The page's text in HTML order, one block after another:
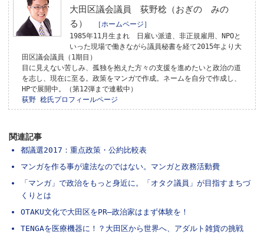
大田区議会議員 荻野稔（おぎの みの
る）
［ホームページ］
1985年11月生まれ 日雇い派遣、非正規雇用、NPOと
いった現場で働きながら議員秘書を経て2015年より大
田区議会議員（1期目）
目に見えない苦しみ、孤独を抱えた方々の支援を進めたいと政治の道
を志し、現在に至る。政策をマンガで作成。ネームを自分で作成し、
HPで展開中。（第12弾まで連載中）
荻野 稔氏プロフィールページ
関連記事
都議選2017：重点政策・公約比較表
マンガを作る事が違法なのではない。マンガと政務活動費
「マンガ」で政治をもっと身近に。「オタク議員」が目指すまちづ
くりとは
OTAKU文化で大田区をPR―政治家はまず体験を！
TENGAを医療機器に！？大田区から世界へ、アダルト雑貨の挑戦